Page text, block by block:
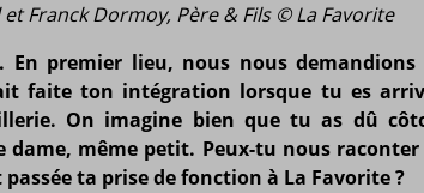
et Franck Dormoy, Père & Fils © La Favorite
En premier lieu, nous nous demandions
faite ton intégration lorsque tu es
On imagine bien que tu as dû
dame, même petit. Peux-tu nous
passée ta prise de fonction à La Favorite ?